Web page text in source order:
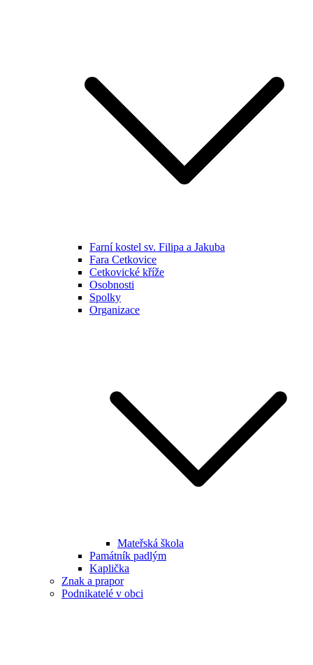
Farní kostel sv. Filipa a Jakuba
Fara Cetkovice
Cetkovické kříže
Osobnosti
Spolky
Organizace
Mateřská škola
Památník padlým
Kaplička
Znak a prapor
Podnikatelé v obci